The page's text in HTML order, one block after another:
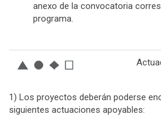
anexo de la convocatoria
programa.
1) Los proyectos deberán poderse
siguientes actuaciones apoyables: